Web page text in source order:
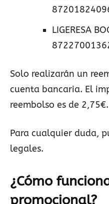
LIGERESA
Solo realizarán un
cuenta bancaria. El
reembolso es de 2,75€.
Para cualquier duda,
legales.
¿Cómo
promocional?